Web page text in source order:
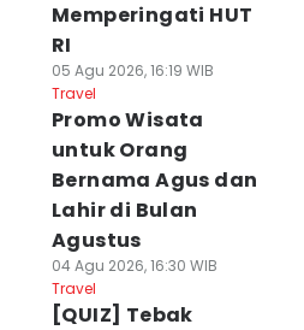
Memperingati HUT
RI
05 Agu 2026, 16:19 WIB
Travel
Promo Wisata
untuk Orang
Bernama Agus dan
Lahir di Bulan
Agustus
04 Agu 2026, 16:30 WIB
Travel
[QUIZ] Tebak